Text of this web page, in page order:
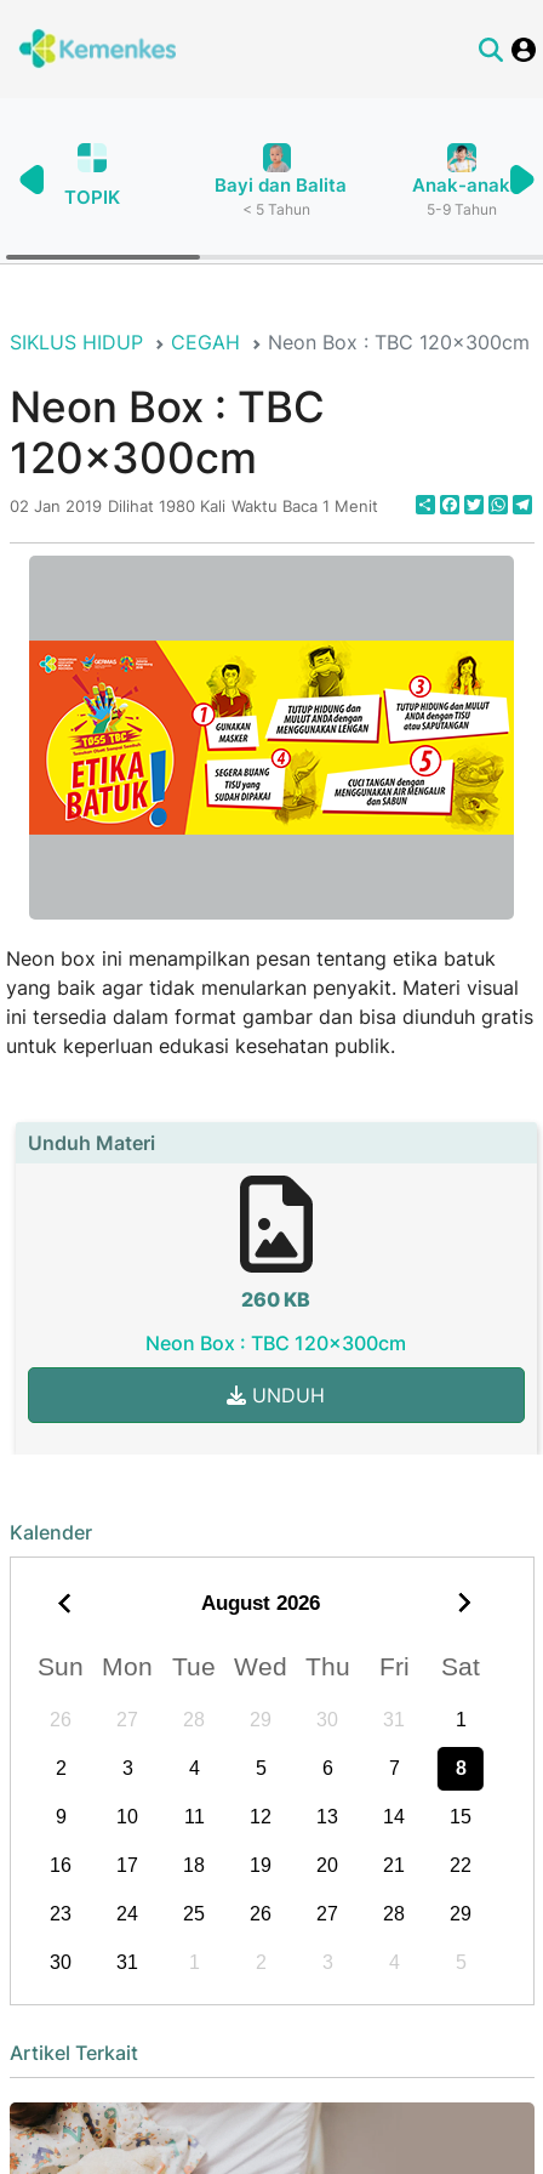
TOPIK
Bayi dan Balita
< 5 Tahun
Anak-anak
5-9 Tahun
SIKLUS HIDUP CEGAH Neon Box : TBC 120x300cm
Neon Box : TBC
120x300cm
02 Jan 2019 Dilihat 1980 Kali Waktu Baca 1 Menit Share
Neon box ini menampilkan pesan tentang etika batuk
yang baik agar tidak menularkan penyakit. Materi visual
ini tersedia dalam format gambar dan bisa diunduh gratis
untuk keperluan edukasi kesehatan publik.
Unduh Materi
260 KB
Neon Box : TBC 120x300cm
UNDUH
Kalender
August 2026
Sun Mon Tue Wed Thu Fri Sat
26 27 28 29 30 31 1
2 3 4 5 6 7 8
9 10 11 12 13 14 15
16 17 18 19 20 21 22
23 24 25 26 27 28 29
30 31 1 2 3 4 5
Artikel Terkait